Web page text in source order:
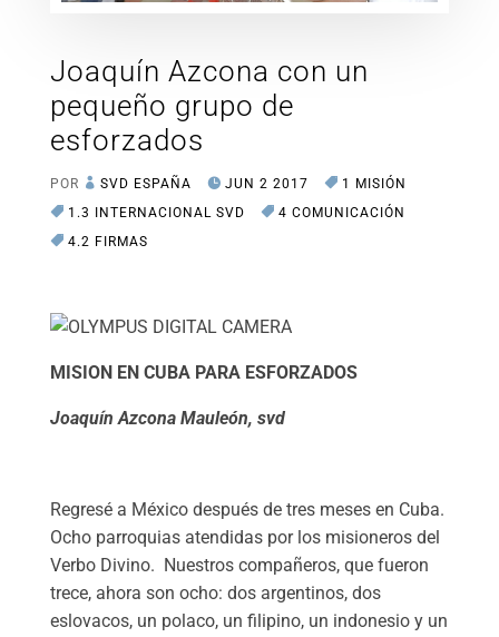
Joaquín Azcona con un
pequeño grupo de
esforzados
POR SVD ESPAÑA JUN 2 2017
1 MISIÓN
1.3 INTERNACIONAL SVD
4 COMUNICACIÓN
4.2 FIRMAS
MISION EN CUBA PARA ESFORZADOS
Joaquín Azcona Mauleón, svd
Regresé a México después de tres meses en Cuba.
Ocho parroquias atendidas por los misioneros del
Verbo Divino. Nuestros compañeros, que fueron
trece, ahora son ocho: dos argentinos, dos
eslovacos, un polaco, un filipino, un indonesio y un